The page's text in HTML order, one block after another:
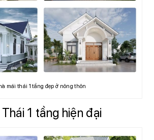
mái thái 1 tầng đẹp ở nông thôn
1 tầng hiện đại